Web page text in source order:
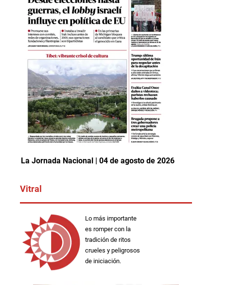
La Jornada Nacional | 04 de agosto de 2026
Vitral
Lo más importante
es romper con la
tradición de ritos
crueles y peligrosos
de iniciación.